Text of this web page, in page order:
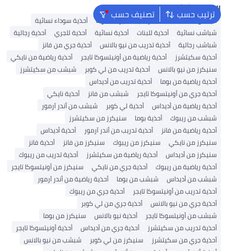
ترتيب حسب تصنيف حسب البحث الشائع
أديداس سامبا شباشب رجالية بيركنستوك
أحذية سوداء نسائية
شباشب نسائية
أحذية للبنات أحذية نسائية أحذية للجري
أحذية رجالية
شباشب رجالية
أحذية تدريب من نيو بالانس
أحذية جري من فانز
أحذية سكيتشرز
أحذية رياضية من أونيتسوكا تايجر
أحذية رياضية من نايكي
سنيكرز من نيو بالانس
أحذية تدريب من لي كوبر
شبشب من سكيتشرز
أحذية رياضية من بوما
أحذية تدريب من أديداس
أحذية جري من أونيتسوكا تايجر
شبشب من فانز
أحذية نايكي
أحذية رياضية من أديداس
أحذية لي كوبر
شبشب من أندر آرمور
شبشب من ريبوك
أحذية بوما
سنيكرز من سكيتشرز
أحذية رياضية من فانز
أحذية تدريب من أندر آرمور
أحذية أديداس
سنيكرز من نايكي
سنيكرز من ريبوك سنيكرز من فانز
أحذية فانز
سنيكرز من أديداس
أحذية رياضية من سكيتشرز
أحذية تدريب من ريبوك
أحذية رياضية من ريبوك
أحذية جري من نايكي
سنيكرز من أونيتسوكا تايجر
شبشب من أديداس
شبشب من بوما
أحذية رياضية من أندر آرمور
أحذية تدريب من أونيتسوكا تايجر
أحذية جري من ريبوك
أحذية جري من نيو بالانس
أحذية جري من لي كوبر
شبشب من أونيتسوكا تايجر
أحذية نيو بالانس
سنيكرز من بوما
أحذية تدريب من سكيتشرز
أحذية جري من أديداس
أحذية أونيتسوكا تايجر
أحذية جري من سكيتشرز
سنيكرز من لي كوبر
شبشب من نيو بالانس